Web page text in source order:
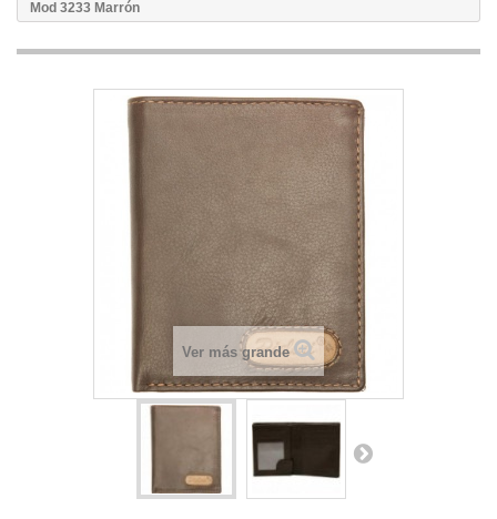
Mod 3233 Marrón
Ver más grande